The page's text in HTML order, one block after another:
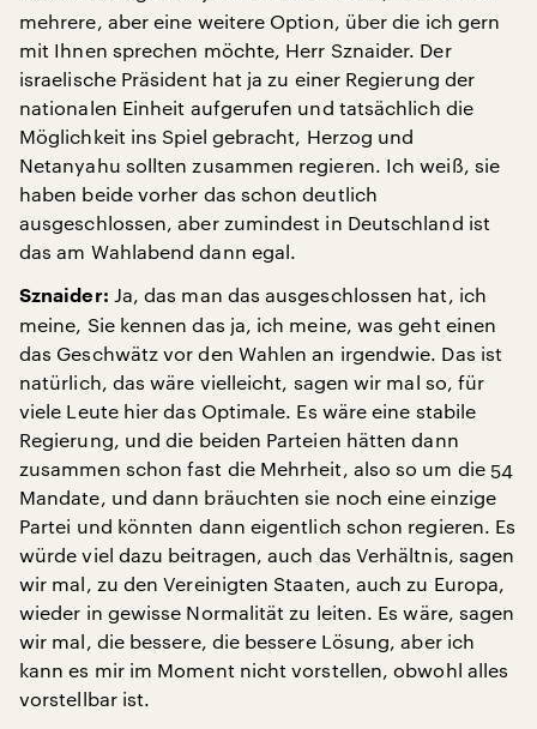
mehrere, aber eine weitere Option, über die ich gern
mit Ihnen sprechen möchte, Herr Sznaider. Der
israelische Präsident hat ja zu einer Regierung der
nationalen Einheit aufgerufen und tatsächlich die
Möglichkeit ins Spiel gebracht, Herzog und
Netanyahu sollten zusammen regieren. Ich weiß, sie
haben beide vorher das schon deutlich
ausgeschlossen, aber zumindest in Deutschland ist
das am Wahlabend dann egal.
Sznaider: Ja, das man das ausgeschlossen hat, ich
meine, Sie kennen das ja, ich meine, was geht einen
das Geschwätz vor den Wahlen an irgendwie. Das ist
natürlich, das wäre vielleicht, sagen wir mal so, für
viele Leute hier das Optimale. Es wäre eine stabile
Regierung, und die beiden Parteien hätten dann
zusammen schon fast die Mehrheit, also so um die 54
Mandate, und dann bräuchten sie noch eine einzige
Partei und könnten dann eigentlich schon regieren. Es
würde viel dazu beitragen, auch das Verhältnis, sagen
wir mal, zu den Vereinigten Staaten, auch zu Europa,
wieder in gewisse Normalität zu leiten. Es wäre, sagen
wir mal, die bessere, die bessere Lösung, aber ich
kann es mir im Moment nicht vorstellen, obwohl alles
vorstellbar ist.